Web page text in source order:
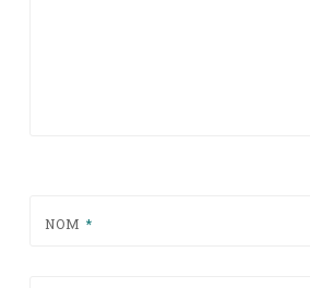
NOM *